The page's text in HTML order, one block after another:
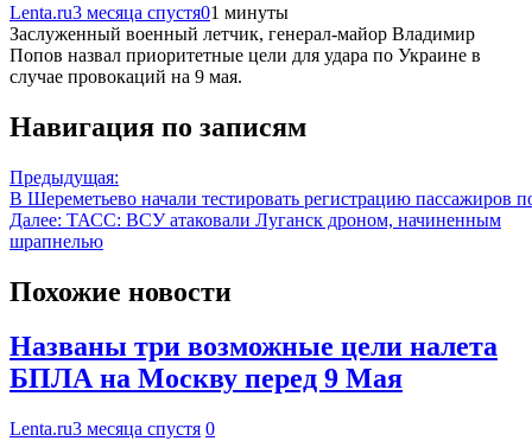
Lenta.ru3 месяца спустя01 минуты
Заслуженный военный летчик, генерал-майор Владимир
Попов назвал приоритетные цели для удара по Украине в
случае провокаций на 9 мая.
Навигация по записям
Предыдущая:
В Шереметьево начали тестировать регистрацию пассажиров
Далее: ТАСС: ВСУ атаковали Луганск дроном, начиненным
шрапнелью
Похожие новости
Названы три возможные цели налета
БПЛА на Москву перед 9 Мая
Lenta.ru3 месяца спустя 0